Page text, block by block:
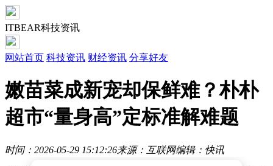
ITBEAR科技资讯
网站首页 科技资讯 财经资讯 分享好友
嫩苗菜成新宠却保鲜难？朴朴
超市“量身高”定标准解难题
时间：2026-05-29 15:12:26来源：互联网编辑：快讯